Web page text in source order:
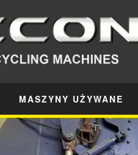
MASZYNY UŻYWANE